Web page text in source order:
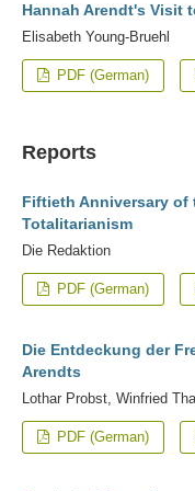
Hannah Arendt's Visit
Elisabeth Young-Bruehl
PDF (German)
Reports
Fiftieth Anniversary
Totalitarianism
Die Redaktion
PDF (German)
Die Entdeckung der
Arendts
Lothar Probst, Winfried
PDF (German)